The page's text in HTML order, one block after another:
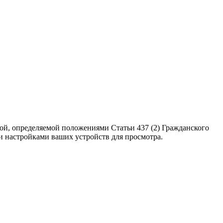
определяемой положениями Статьи 437 (2) Гражданского
настройками ваших устройств для просмотра.